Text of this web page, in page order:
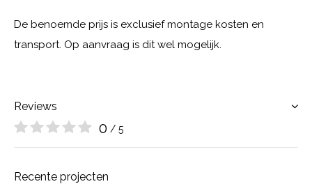
De benoemde prijs is exclusief montage kosten en
transport. Op aanvraag is dit wel mogelijk.
Reviews
0 / 5
Recente projecten